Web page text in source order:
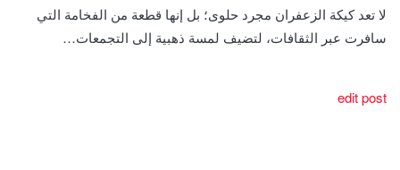
لا تعد كيكة الزعفران مجرد حلوى؛ بل إنها قطعة من الفخامة التي
سافرت عبر الثقافات، لتضيف لمسة ذهبية إلى التجمعات…
edit post